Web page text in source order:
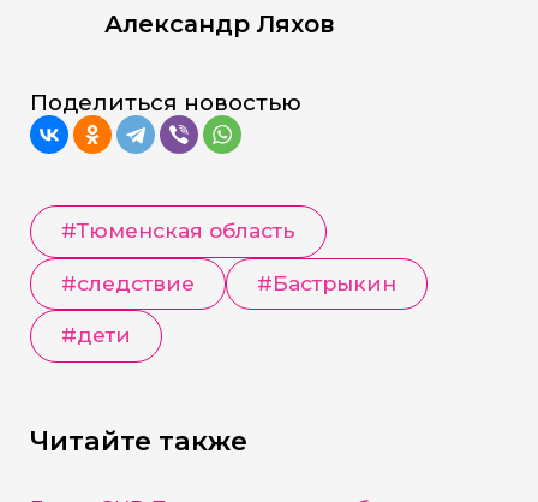
Александр Ляхов
Поделиться новостью
#Тюменская область
#следствие #Бастрыкин
#дети
Читайте также